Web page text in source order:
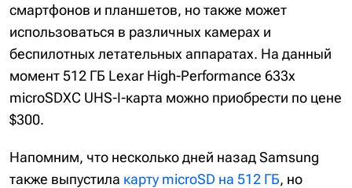
смартфонов и планшетов, но также может
использоваться в различных камерах и
беспилотных летательных аппаратах. На данный
момент 512 ГБ Lexar High-Performance 633x
microSDXC UHS-I-карта можно приобрести по цене
$300.
Напомним, что несколько дней назад Samsung
также выпустила карту microSD на 512 ГБ, но